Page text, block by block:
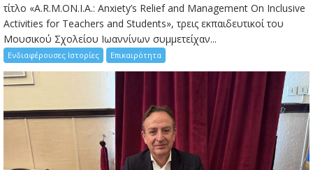
τίτλο «A.R.M.ON.I.A.: Anxiety’s Relief and Management On Inclusive
Activities for Teachers and Students», τρεις εκπαιδευτικοί του
Μουσικού Σχολείου Ιωαννίνων συμμετείχαν...
Ενδιαφέρουσες Ιστορίες Επικαιρότητα